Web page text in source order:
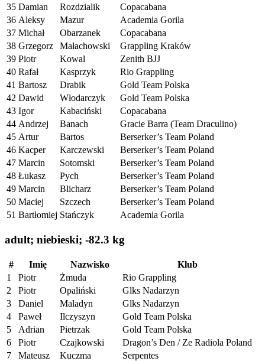
35 Damian Rozdzialik
Copacabana
36 Aleksy Mazur
Academia Gorila
37 Michał Obarzanek
Copacabana
38 Grzegorz Małachowski
Grappling Kraków
39 Piotr Kowal
Zenith BJJ
40 Rafał Kasprzyk
Rio Grappling
41 Bartosz Drabik
Gold Team Polska
42 Dawid Włodarczyk
Gold Team Polska
43 Igor Kabaciński
Copacabana
44 Andrzej Banach
Gracie Barra (Team Draculino)
45 Artur Bartos
Berserker’s Team Poland
46 Kacper Karczewski
Berserker’s Team Poland
47 Marcin Sotomski
Berserker’s Team Poland
48 Łukasz Pych
Berserker’s Team Poland
49 Marcin Blicharz
Berserker’s Team Poland
50 Maciej Szczech
Berserker’s Team Poland
51 Bartłomiej Stańczyk Academia Gorila
adult; niebieski; -82.3 kg
# Imię Nazwisko
Klub
1
Piotr Żmuda
Rio Grappling
2
Piotr Opaliński
Glks Nadarzyn
3
Daniel Maladyn
Glks Nadarzyn
4
Paweł Ilczyszyn
Gold Team Polska
5
Adrian Pietrzak
Gold Team Polska
6
Piotr Czajkowski
Dragon’s Den / Ze Radiola Poland
7
Mateusz Kuczma
Serpentes